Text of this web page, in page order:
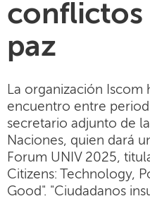
conflictos
paz
La organización Iscom
encuentro entre
secretario adjunto de
Naciones, quien dará
Forum UNIV 2025,
Citizens: Technology,
Good". "Ciudadanos